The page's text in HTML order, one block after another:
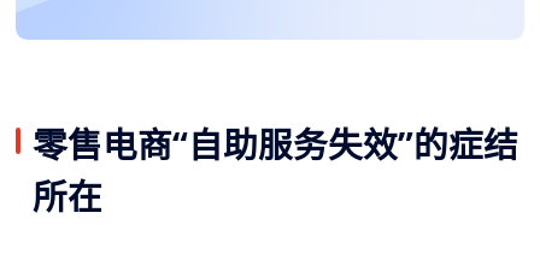
零售电商“自助服务失效”的症结
所在